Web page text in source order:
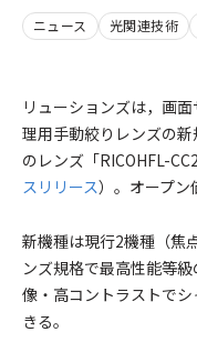
ニュース 光関連技術
リューションズは，画
理用手動絞りレンズの
のレンズ「RICOHFL-
スリリース）。オープン
新機種は現行2機種（
ンズ規格で最高性能等
像・高コントラストで
きる。